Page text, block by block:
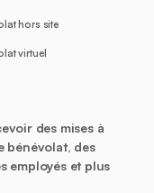
des mises à
bénévolat, des
employés et plus
hors site
virtuel